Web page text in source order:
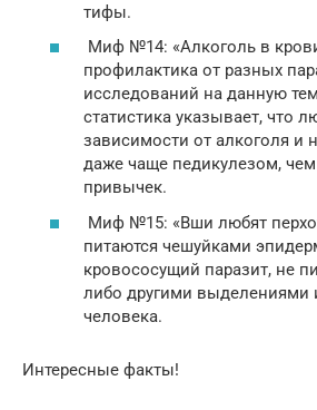
тифы.
Миф №14: «Алкоголь в
профилактика от разных
исследований на данную
статистика указывает, что
зависимости от алкоголя и
даже чаще педикулезом,
привычек.
Миф №15: «Вши любят
питаются чешуйками
кровососущий паразит, не
либо другими выделениями
человека.
Интересные факты!